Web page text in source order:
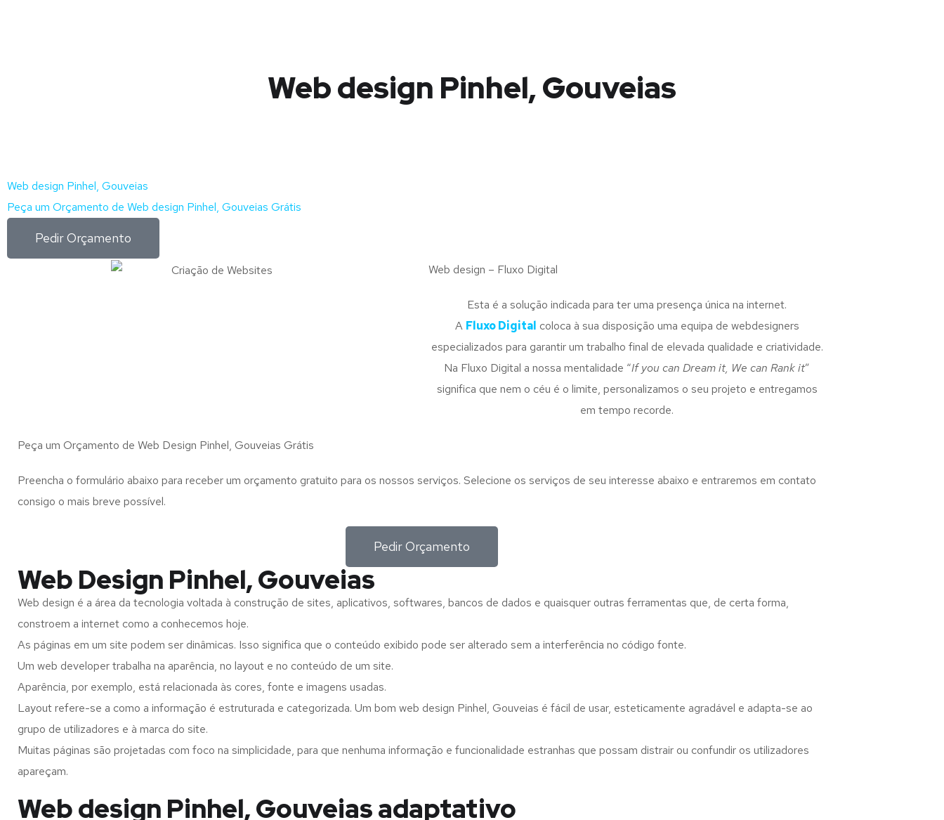
Web design Pinhel, Gouveias
Web design Pinhel, Gouveias
Peça um Orçamento de Web design Pinhel, Gouveias Grátis
Pedir Orçamento
Web design – Fluxo Digital
Esta é a solução indicada para ter uma presença única na internet.
A Fluxo Digital coloca à sua disposição uma equipa de webdesigners
especializados para garantir um trabalho final de elevada qualidade e criatividade.
Na Fluxo Digital a nossa mentalidade “If you can Dream it, We can Rank it”
significa que nem o céu é o limite, personalizamos o seu projeto e entregamos
em tempo recorde.
Peça um Orçamento de Web Design Pinhel, Gouveias Grátis
Preencha o formulário abaixo para receber um orçamento gratuito para os nossos serviços. Selecione os serviços de seu interesse abaixo e entraremos em contato
consigo o mais breve possível.
Pedir Orçamento
Web Design Pinhel, Gouveias
Web design é a área da tecnologia voltada à construção de sites, aplicativos, softwares, bancos de dados e quaisquer outras ferramentas que, de certa forma,
constroem a internet como a conhecemos hoje.
As páginas em um site podem ser dinâmicas. Isso significa que o conteúdo exibido pode ser alterado sem a interferência no código fonte.
Um web developer trabalha na aparência, no layout e no conteúdo de um site.
Aparência, por exemplo, está relacionada às cores, fonte e imagens usadas.
Layout refere-se a como a informação é estruturada e categorizada. Um bom web design Pinhel, Gouveias é fácil de usar, esteticamente agradável e adapta-se ao
grupo de utilizadores e à marca do site.
Muitas páginas são projetadas com foco na simplicidade, para que nenhuma informação e funcionalidade estranhas que possam distrair ou confundir os utilizadores
apareçam.
Web design Pinhel, Gouveias adaptativo